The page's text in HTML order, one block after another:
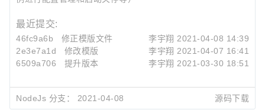
最近提交:
46fc9a6b 修正模版文件 李宇翔 2021-04-08 14:39
2e3e7a1d
修改模版 李宇翔 2021-04-07 16:41
6509a706
提升版本 李宇翔 2021-03-30 18:51
NodeJs 分支： 2021-04-08 源码下载